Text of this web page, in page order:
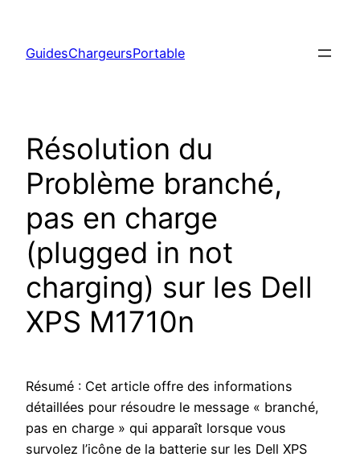
contenu
GuidesChargeursPortable
Résolution du
Problème branché,
pas en charge
(plugged in not
charging) sur les Dell
XPS M1710n
Résumé : Cet article offre des informations
détaillées pour résoudre le message « branché,
pas en charge » qui apparaît lorsque vous
survolez l’icône de la batterie sur les Dell XPS